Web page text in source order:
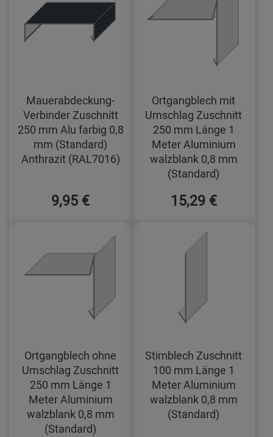
Mauerabdeckung-
Verbinder Zuschnitt
250 mm Alu farbig 0,8
mm (Standard)
Anthrazit (RAL7016)
9,95 €
Ortgangblech mit
Umschlag Zuschnitt
250 mm Länge 1
Meter Aluminium
walzblank 0,8 mm
(Standard)
15,29 €
Ortgangblech ohne
Umschlag Zuschnitt
250 mm Länge 1
Meter Aluminium
walzblank 0,8 mm
(Standard)
Stirnblech Zuschnitt
100 mm Länge 1
Meter Aluminium
walzblank 0,8 mm
(Standard)